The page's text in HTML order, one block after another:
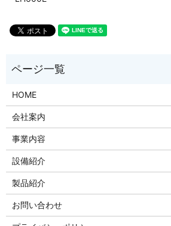
HOME
会社案内
事業内容
設備紹介
製品紹介
お問い合わせ